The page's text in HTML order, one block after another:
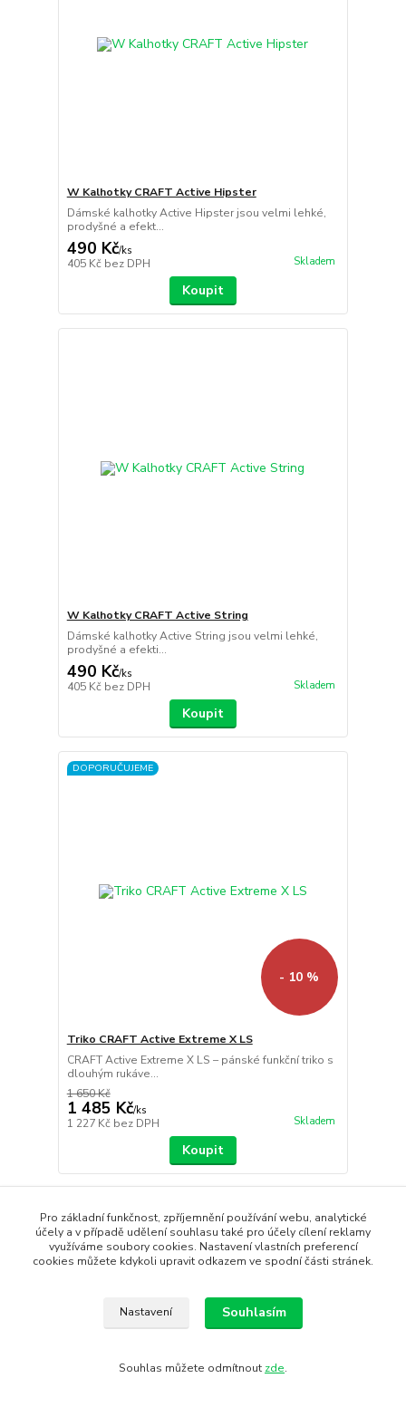
W Kalhotky CRAFT Active Hipster
Dámské kalhotky Active Hipster jsou velmi lehké,
prodyšné a efekt...
490 Kč/ks
405 Kč bez DPH Skladem
Koupit
W Kalhotky CRAFT Active String
Dámské kalhotky Active String jsou velmi lehké,
prodyšné a efekti...
490 Kč/ks
405 Kč bez DPH Skladem
Koupit
DOPORUČUJEME
- 10 %
Triko CRAFT Active Extreme X LS
CRAFT Active Extreme X LS – pánské funkční triko s
dlouhým rukáve...
1 650 Kč
1 485 Kč/ks
1 227 Kč bez DPH Skladem
Koupit
Pro základní funkčnost, zpříjemnění používání webu, analytické
účely a v případě udělení souhlasu také pro účely cílení reklamy
využíváme soubory cookies. Nastavení vlastních preferencí
cookies můžete kdykoli upravit odkazem ve spodní části stránek.
Nastavení Souhlasím
Souhlas můžete odmítnout zde.